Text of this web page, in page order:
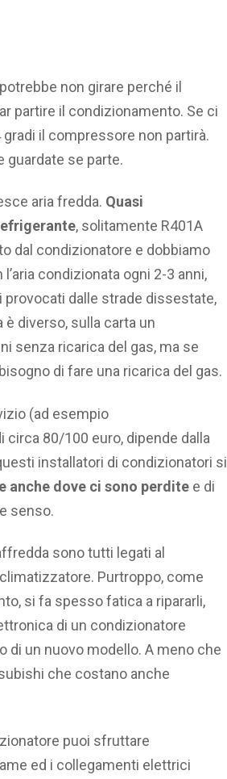
non girare perché il
partire il condizionamento. Se ci
il compressore non partirà.
guardate se parte.
aria fredda. Quasi
, solitamente R401A
dal condizionatore e dobbiamo
condizionata ogni 2-3 anni,
dalle strade dissestate,
è diverso, sulla carta un
senza ricarica del gas, ma se
di fare una ricarica del gas.
(ad esempio
circa 80/100 euro, dipende dalla
installatori di condizionatori si
anche dove ci sono perdite e di
senso.
sono tutti legati al
Purtroppo, come
si fa spesso fatica a ripararli,
di un condizionatore
di un nuovo modello. A meno che
che costano anche
puoi sfruttare
ed i collegamenti elettrici